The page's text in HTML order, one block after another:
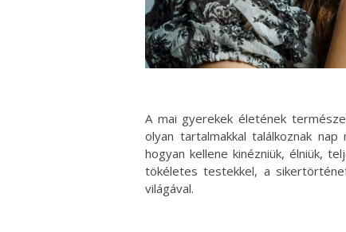
A mai gyerekek életének
olyan tartalmakkal találkoznak
hogyan kellene kinézniük, élniük,
tökéletes testekkel, a
világával.